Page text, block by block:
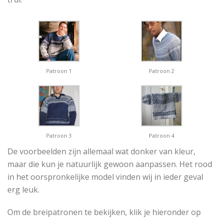
Patroon 1 Patroon 2
Patroon 3 Patroon 4
De voorbeelden zijn allemaal wat donker van kleur,
maar die kun je natuurlijk gewoon aanpassen. Het rood
in het oorspronkelijke model vinden wij in ieder geval
erg leuk.
Om de breipatronen te bekijken, klik je hieronder op